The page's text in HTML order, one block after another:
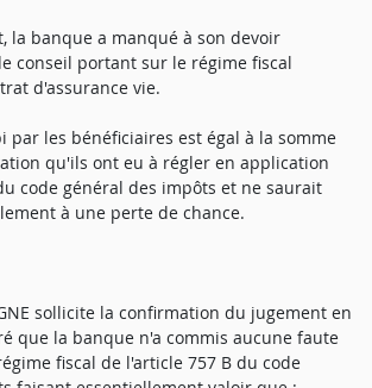
la banque a manqué à son devoir
conseil portant sur le régime fiscal
d'assurance vie.
par les bénéficiaires est égal à la somme
qu'ils ont eu à régler en application
code général des impôts et ne saurait
à une perte de chance.
sollicite la confirmation du jugement en
que la banque n'a commis aucune faute
fiscal de l'article 757 B du code